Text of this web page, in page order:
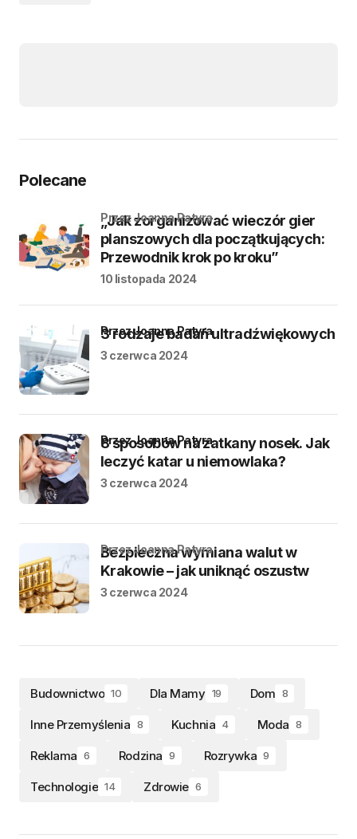
Polecane
„Jak zorganizować wieczór gier
planszowych dla początkujących:
Przewodnik krok po kroku”
przez Joanna Patyra
10 listopada 2024
3 rodzaje badań ultradźwiękowych
przez Joanna Patyra
3 czerwca 2024
8 sposobów na zatkany nosek. Jak
leczyć katar u niemowlaka?
przez Joanna Patyra
3 czerwca 2024
Bezpieczna wymiana walut w
Krakowie – jak uniknąć oszustw
przez Joanna Patyra
3 czerwca 2024
Budownictwo 10 Dla Mamy 19 Dom 8
Inne Przemyślenia 8 Kuchnia 4 Moda 8
Reklama 6 Rodzina 9 Rozrywka 9
Technologie 14 Zdrowie 6